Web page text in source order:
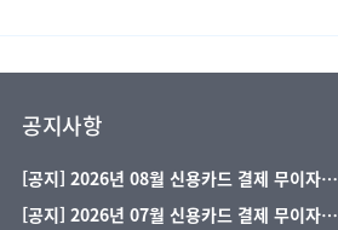
공지사항
[공지] 2026년 08월 신용카드 결제 무이자…
[공지] 2026년 07월 신용카드 결제 무이자…